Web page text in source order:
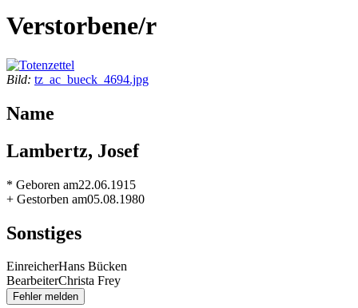
Verstorbene/r
Bild: tz_ac_bueck_4694.jpg
Name
Lambertz, Josef
* Geboren am22.06.1915
+ Gestorben am05.08.1980
Sonstiges
EinreicherHans Bücken
BearbeiterChrista Frey